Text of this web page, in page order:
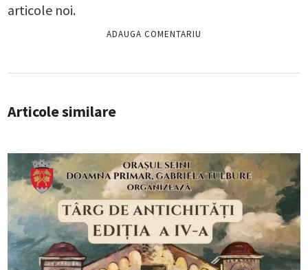
articole noi.
Articole similare